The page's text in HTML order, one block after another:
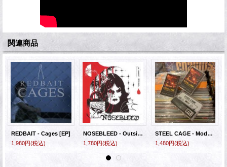
関連商品
REDBAIT - Cages [EP]
1,980円(税込)
NOSEBLEED - Outside Looking In [EP]
1,780円(税込)
STEEL CAGE - Modern Hellscape [CASSETTE]
1,480円(税込)